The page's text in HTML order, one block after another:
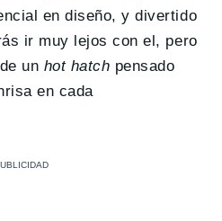
en diseño, y divertido
ir muy lejos con el, pero
un hot hatch pensado
en cada